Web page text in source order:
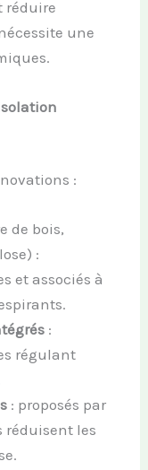
réduire
une
:
de bois,
:
et associés à
:
régulant
: proposés par
réduisent les